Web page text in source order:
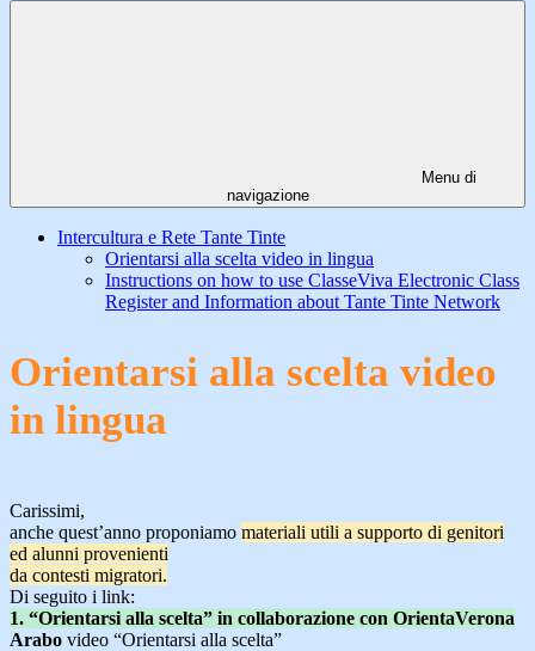
Menu di
navigazione
Intercultura e Rete Tante Tinte
Orientarsi alla scelta video in lingua
Instructions on how to use ClasseViva Electronic Class
Register and Information about Tante Tinte Network
Orientarsi alla scelta video
in lingua
Carissimi,
anche quest’anno proponiamo materiali utili a supporto di genitori
ed alunni provenienti
da contesti migratori.
Di seguito i link:
1. “Orientarsi alla scelta” in collaborazione con OrientaVerona
Arabo video “Orientarsi alla scelta”